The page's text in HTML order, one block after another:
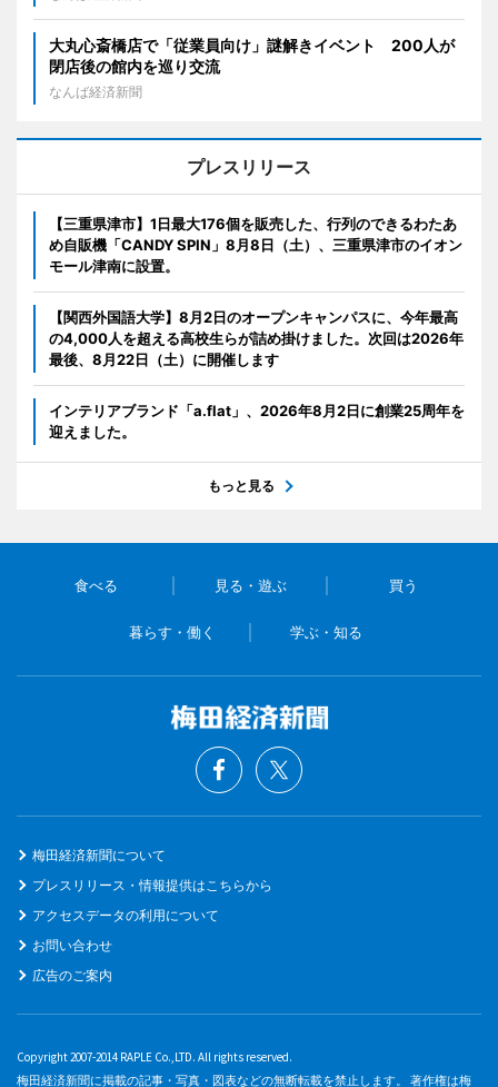
大丸心斎橋店で「従業員向け」謎解きイベント 200人が
閉店後の館内を巡り交流
なんば経済新聞
プレスリリース
【三重県津市】1日最大176個を販売した、行列のできるわたあ
め自販機「CANDY SPIN」8月8日（土）、三重県津市のイオン
モール津南に設置。
【関西外国語大学】8月2日のオープンキャンパスに、今年最高
の4,000人を超える高校生らが詰め掛けました。次回は2026年
最後、8月22日（土）に開催します
インテリアブランド「a.flat」、2026年8月2日に創業25周年を
迎えました。
もっと見る
食べる 見る・遊ぶ 買う
暮らす・働く 学ぶ・知る
梅田経済新聞について
プレスリリース・情報提供はこちらから
アクセスデータの利用について
お問い合わせ
広告のご案内
Copyright 2007-2014 RAPLE Co.,LTD. All rights reserved.
梅田経済新聞に掲載の記事・写真・図表などの無断転載を禁止します。 著作権は梅